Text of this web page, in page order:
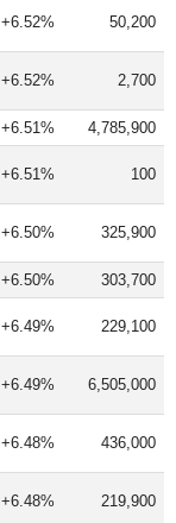
+6.52% 50,200
+6.52% 2,700
+6.51% 4,785,900
+6.51% 100
+6.50% 325,900
+6.50% 303,700
+6.49% 229,100
+6.49% 6,505,000
+6.48% 436,000
+6.48% 219,900